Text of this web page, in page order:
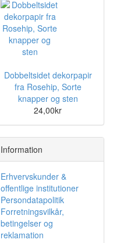
Dobbeltsidet dekorpapir
fra Rosehip, Sorte
knapper og sten
24,00kr
Information
Erhvervskunder &
offentlige institutioner
Persondatapolitik
Forretningsvilkår,
betingelser og
reklamation